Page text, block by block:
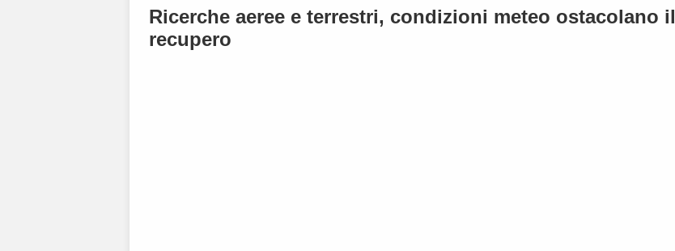
Ricerche aeree e terrestri, condizioni meteo ostacolano il
recupero